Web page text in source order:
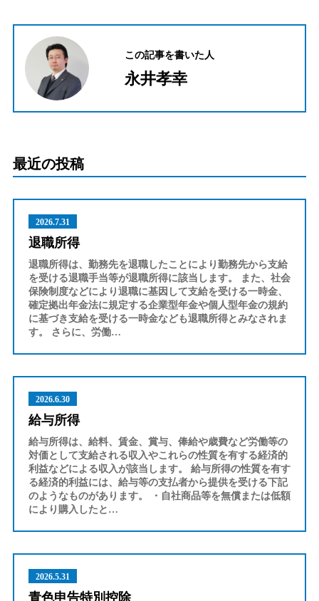
この記事を書いた人
永井孝幸
最近の投稿
2026.7.31
退職所得
退職所得は、勤務先を退職したことにより勤務先から支給
を受ける退職手当等が退職所得に該当します。 また、社会
保険制度などにより退職に基因して支給を受ける一時金、
確定拠出年金法に規定する企業型年金や個人型年金の規約
に基づき支給を受ける一時金なども退職所得とみなされま
す。 さらに、労働…
2026.6.30
給与所得
給与所得は、給料、賃金、賞与、俸給や歳費など労働等の
対価として支給される収入やこれらの性質を有する経済的
利益などによる収入が該当します。 給与所得の性質を有す
る経済的利益には、給与等の支払者から提供を受ける下記
のようなものがあります。 ・自社商品等を無償または低額
により購入したと…
2026.5.31
青色申告特別控除